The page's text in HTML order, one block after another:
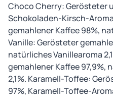
Choco Cherry: Gerösteter
Schokoladen-Kirsch-
gemahlener Kaffee 98%,
Vanille: Gerösteter
natürliches Vanillearoma
gemahlener Kaffee 97,9%,
2,1%. Karamell-Toffee:
97%, Karamell-Toffee-